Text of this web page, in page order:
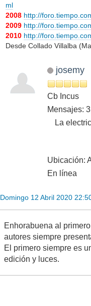
ml
2008 http://
2009 http://
2010 http://
Desde Collado Villalba
josemy
Cb Incus
Mensajes:
La
Ubicación:
En línea
Domingo 12 Abril 2020
Enhorabuena al
autores siempre
El primero siempre es
edición y luces.